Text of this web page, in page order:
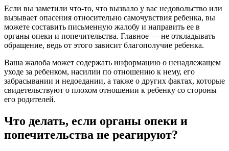
Если вы заметили что-то, что вызвало у вас недовольство или
вызывает опасения относительно самочувствия ребенка, вы
можете составить письменную жалобу и направить ее в
органы опеки и попечительства. Главное — не откладывать
обращение, ведь от этого зависит благополучие ребенка.
Ваша жалоба может содержать информацию о ненадлежащем
уходе за ребенком, насилии по отношению к нему, его
забрасывании и недоедании, а также о других фактах, которые
свидетельствуют о плохом отношении к ребенку со стороны
его родителей.
Что делать, если органы опеки и
попечительства не реагируют?